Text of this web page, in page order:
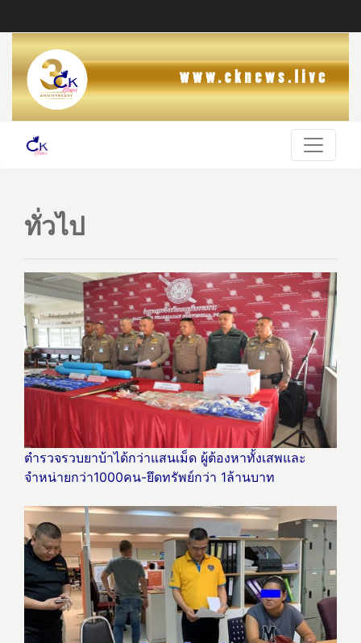
ทั่วไป
ตำรวจรวบยาบ้าได้กว่าแสนเม็ด ผู้ต้องหาทั้งเสพและ
จำหน่ายกว่า1000คน-ยึดทรัพย์กว่า 1ล้านบาท